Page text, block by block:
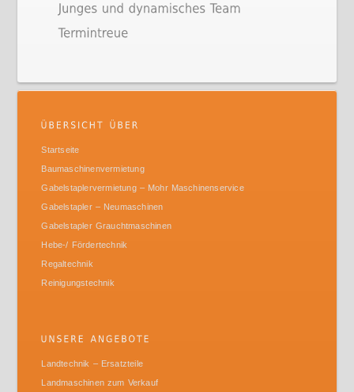
Startseite
Baumaschinenvermietung
Gabelstaplervermietung – Mohr Maschinenservice
Gabelstapler – Neumaschinen
Gabelstapler Grauchtmaschinen
Hebe-/ Fördertechnik
Regaltechnik
Reinigungstechnik
Landtechnik – Ersatzteile
Landmaschinen zum Verkauf